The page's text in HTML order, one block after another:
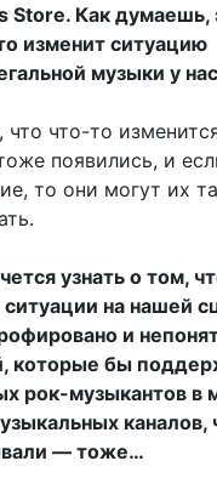
Store. Как думаешь,
изменит ситуацию
музыки у
что-то
появились, и
то они могут их
узнать о том,
на нашей
и
которые бы
рок-музыкантов в
каналов,
— тоже…